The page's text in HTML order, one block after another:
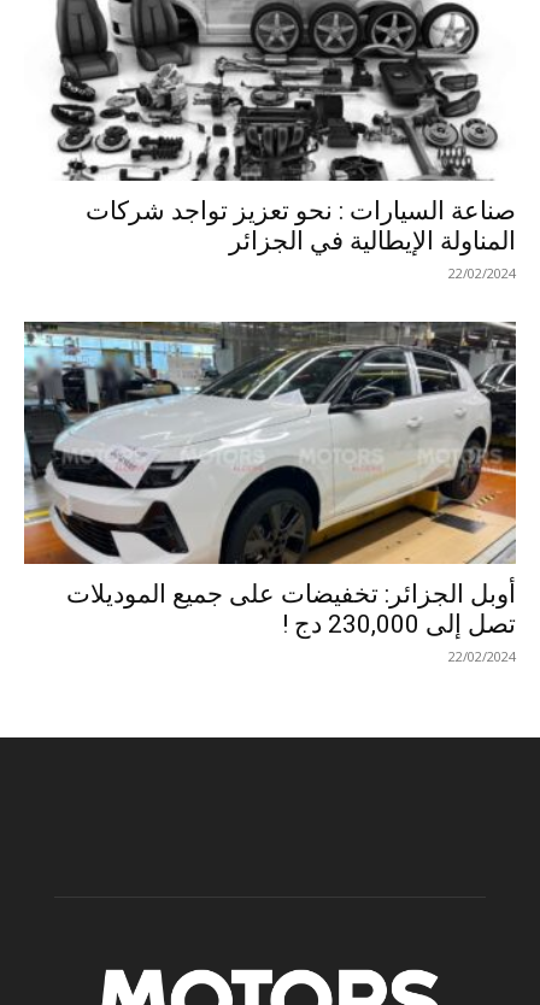
صناعة السيارات : نحو تعزيز تواجد شركات
المناولة الإيطالية في الجزائر
22/02/2024
أوبل الجزائر: تخفيضات على جميع الموديلات
تصل إلى 230,000 دج !
22/02/2024